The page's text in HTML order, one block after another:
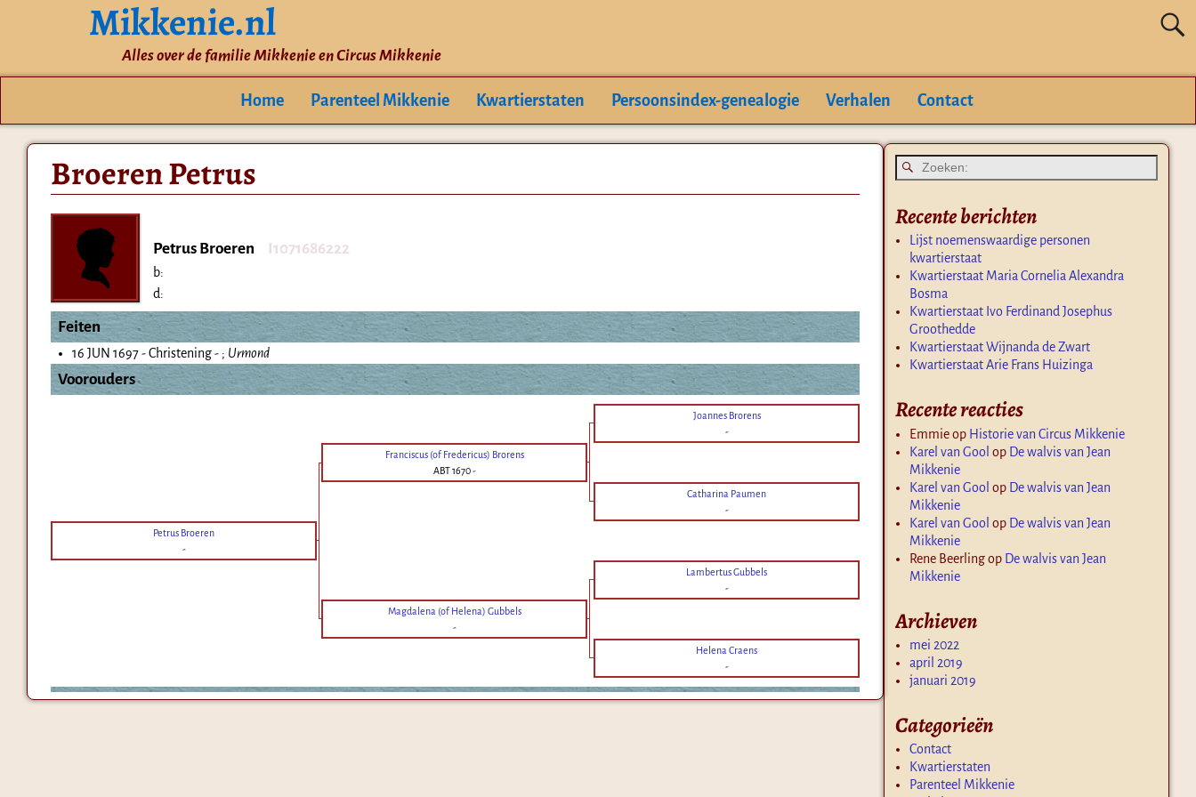
Mikkenie.nl
Alles over de familie Mikkenie en Circus Mikkenie
Home Parenteel Mikkenie Kwartierstaten Persoonsindex-genealogie Verhalen Contact
Broeren Petrus
Petrus Broeren I1071686222
b:
d:
Feiten
16 JUN 1697 - Christening - ; Urmond
Voorouders
Joannes Brorens
-
Franciscus (of Fredericus) Brorens
ABT 1670-
Catharina Paumen
-
Petrus Broeren
-
Lambertus Gubbels
-
Magdalena (of Helena) Gubbels
-
Helena Craens
-
Recente berichten
Lijst noemenswaardige personen
kwartierstaat
Kwartierstaat Maria Cornelia Alexandra
Bosma
Kwartierstaat Ivo Ferdinand Josephus
Groothedde
Kwartierstaat Wijnanda de Zwart
Kwartierstaat Arie Frans Huizinga
Recente reacties
Emmieop Historie van Circus Mikkenie
Karel van Gool op De walvis van Jean
Mikkenie
Karel van Gool op De walvis van Jean
Mikkenie
Karel van Gool op De walvis van Jean
Mikkenie
Rene Beerlingop De walvis van Jean
Mikkenie
Archieven
mei 2022
april 2019
januari 2019
Categorieën
Contact
Kwartierstaten
Parenteel Mikkenie